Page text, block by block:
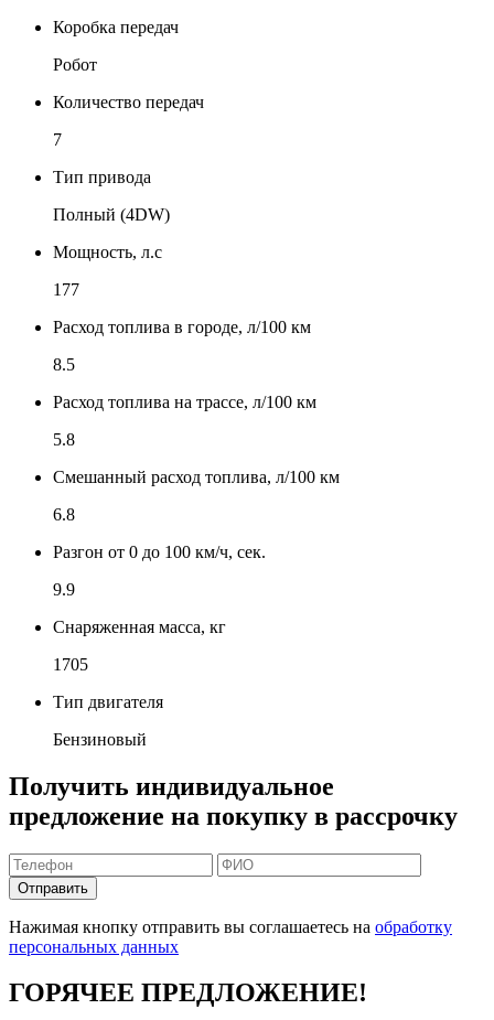
Коробка передач
Робот
Количество передач
7
Тип привода
Полный (4DW)
Мощность, л.с
177
Расход топлива в городе, л/100 км
8.5
Расход топлива на трассе, л/100 км
5.8
Смешанный расход топлива, л/100 км
6.8
Разгон от 0 до 100 км/ч, сек.
9.9
Снаряженная масса, кг
1705
Тип двигателя
Бензиновый
Получить индивидуальное
предложение на покупку в рассрочку
Отправить
Нажимая кнопку отправить вы соглашаетесь на обработку
персональных данных
ГОРЯЧЕЕ ПРЕДЛОЖЕНИЕ!